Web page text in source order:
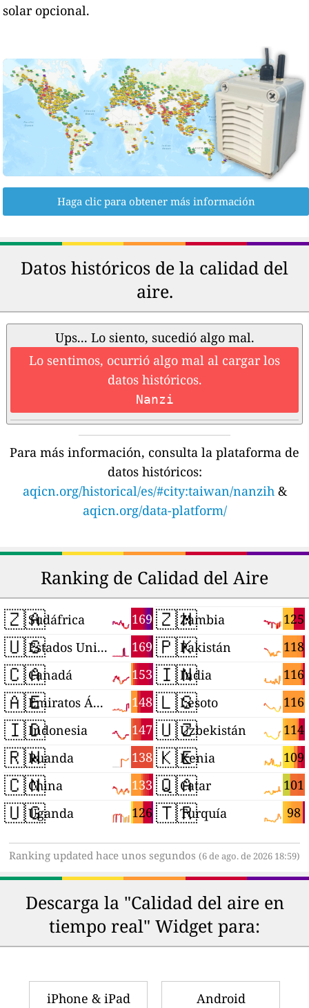
solar opcional.
Haga clic para obtener más información
Datos históricos de la calidad del
aire.
Ups... Lo siento, sucedió algo mal.
Lo sentimos, ocurrió algo mal al cargar los
datos históricos.
Nanzi
Para más información, consulta la plataforma de
datos históricos:
aqicn.org/historical/es/#city:taiwan/nanzih&
aqicn.org/data-platform/
Ranking de Calidad del Aire
🇿🇦 169
Sudáfrica
🇺🇸 169
Estados Unidos
🇨🇦 153
Canadá
🇦🇪 148
Emiratos Árabes Unidos
🇮🇩 147
Indonesia
🇷🇼 138
Ruanda
🇨🇳 133
China
🇺🇬 126
Uganda
🇿🇲 125
Zambia
🇵🇰 118
Pakistán
🇮🇳 116
India
🇱🇸 116
Lesoto
🇺🇿 114
Uzbekistán
🇰🇪 109
Kenia
🇶🇦 101
Catar
🇹🇷 98
Turquía
Ranking updated hace unos segundos (6 de ago. de 2026 18:59)
Descarga la "Calidad del aire en
tiempo real" Widget para:
iPhone & iPad Android